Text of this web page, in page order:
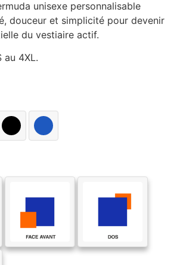
unisexe personnalisable
douceur et simplicité pour devenir
du vestiaire actif.
au 4XL.